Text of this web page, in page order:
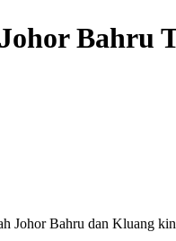
Bahru
Bahru dan Kluang kini